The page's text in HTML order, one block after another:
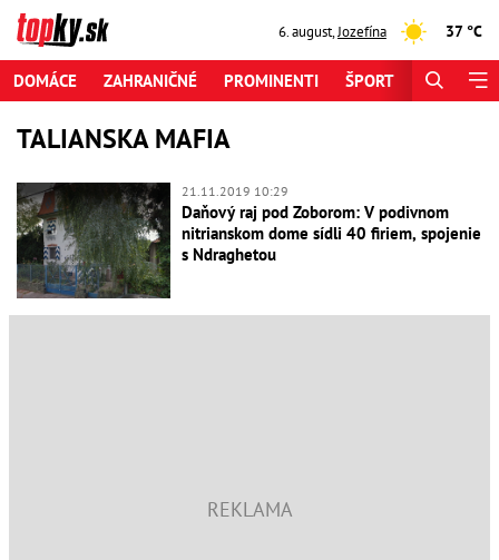
6. august,Jozefína 37 °C
DOMÁCE ZAHRANIČNÉ PROMINENTI ŠPORT
TALIANSKA MAFIA
21.11.2019 10:29
Daňový raj pod Zoborom: V podivnom
nitrianskom dome sídli 40 firiem, spojenie
s Ndraghetou